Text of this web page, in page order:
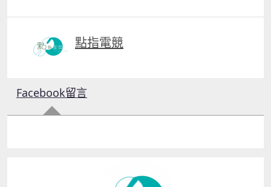
點指電競
Facebook留言